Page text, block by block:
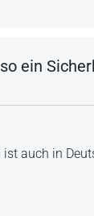
ein
auch in